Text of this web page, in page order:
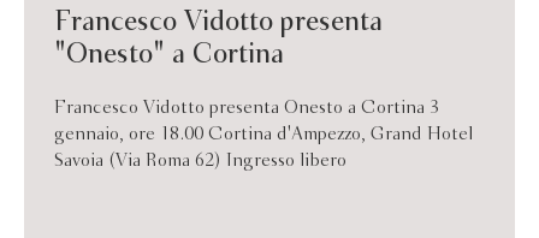
Francesco Vidotto presenta
"Onesto" a Cortina
Francesco Vidotto presenta Onesto a Cortina 3
gennaio, ore 18.00 Cortina d'Ampezzo, Grand Hotel
Savoia (Via Roma 62) Ingresso libero